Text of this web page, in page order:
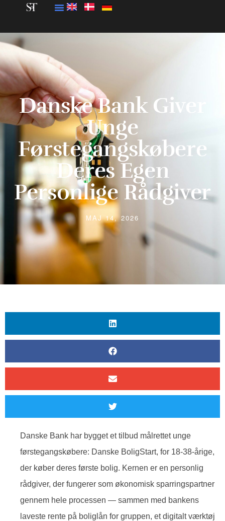
Danske Bank Giver
Unge
Førstegangskøbere
Deres Egen
Personlige Rådgiver
MAJ 14, 2026
Danske Bank har bygget et tilbud målrettet unge
førstegangskøbere: Danske BoligStart, for 18-38-årige,
der køber deres første bolig. Kernen er en personlig
rådgiver, der fungerer som økonomisk sparringspartner
gennem hele processen — sammen med bankens
laveste rente på boliglån for gruppen, et digitalt værktøj